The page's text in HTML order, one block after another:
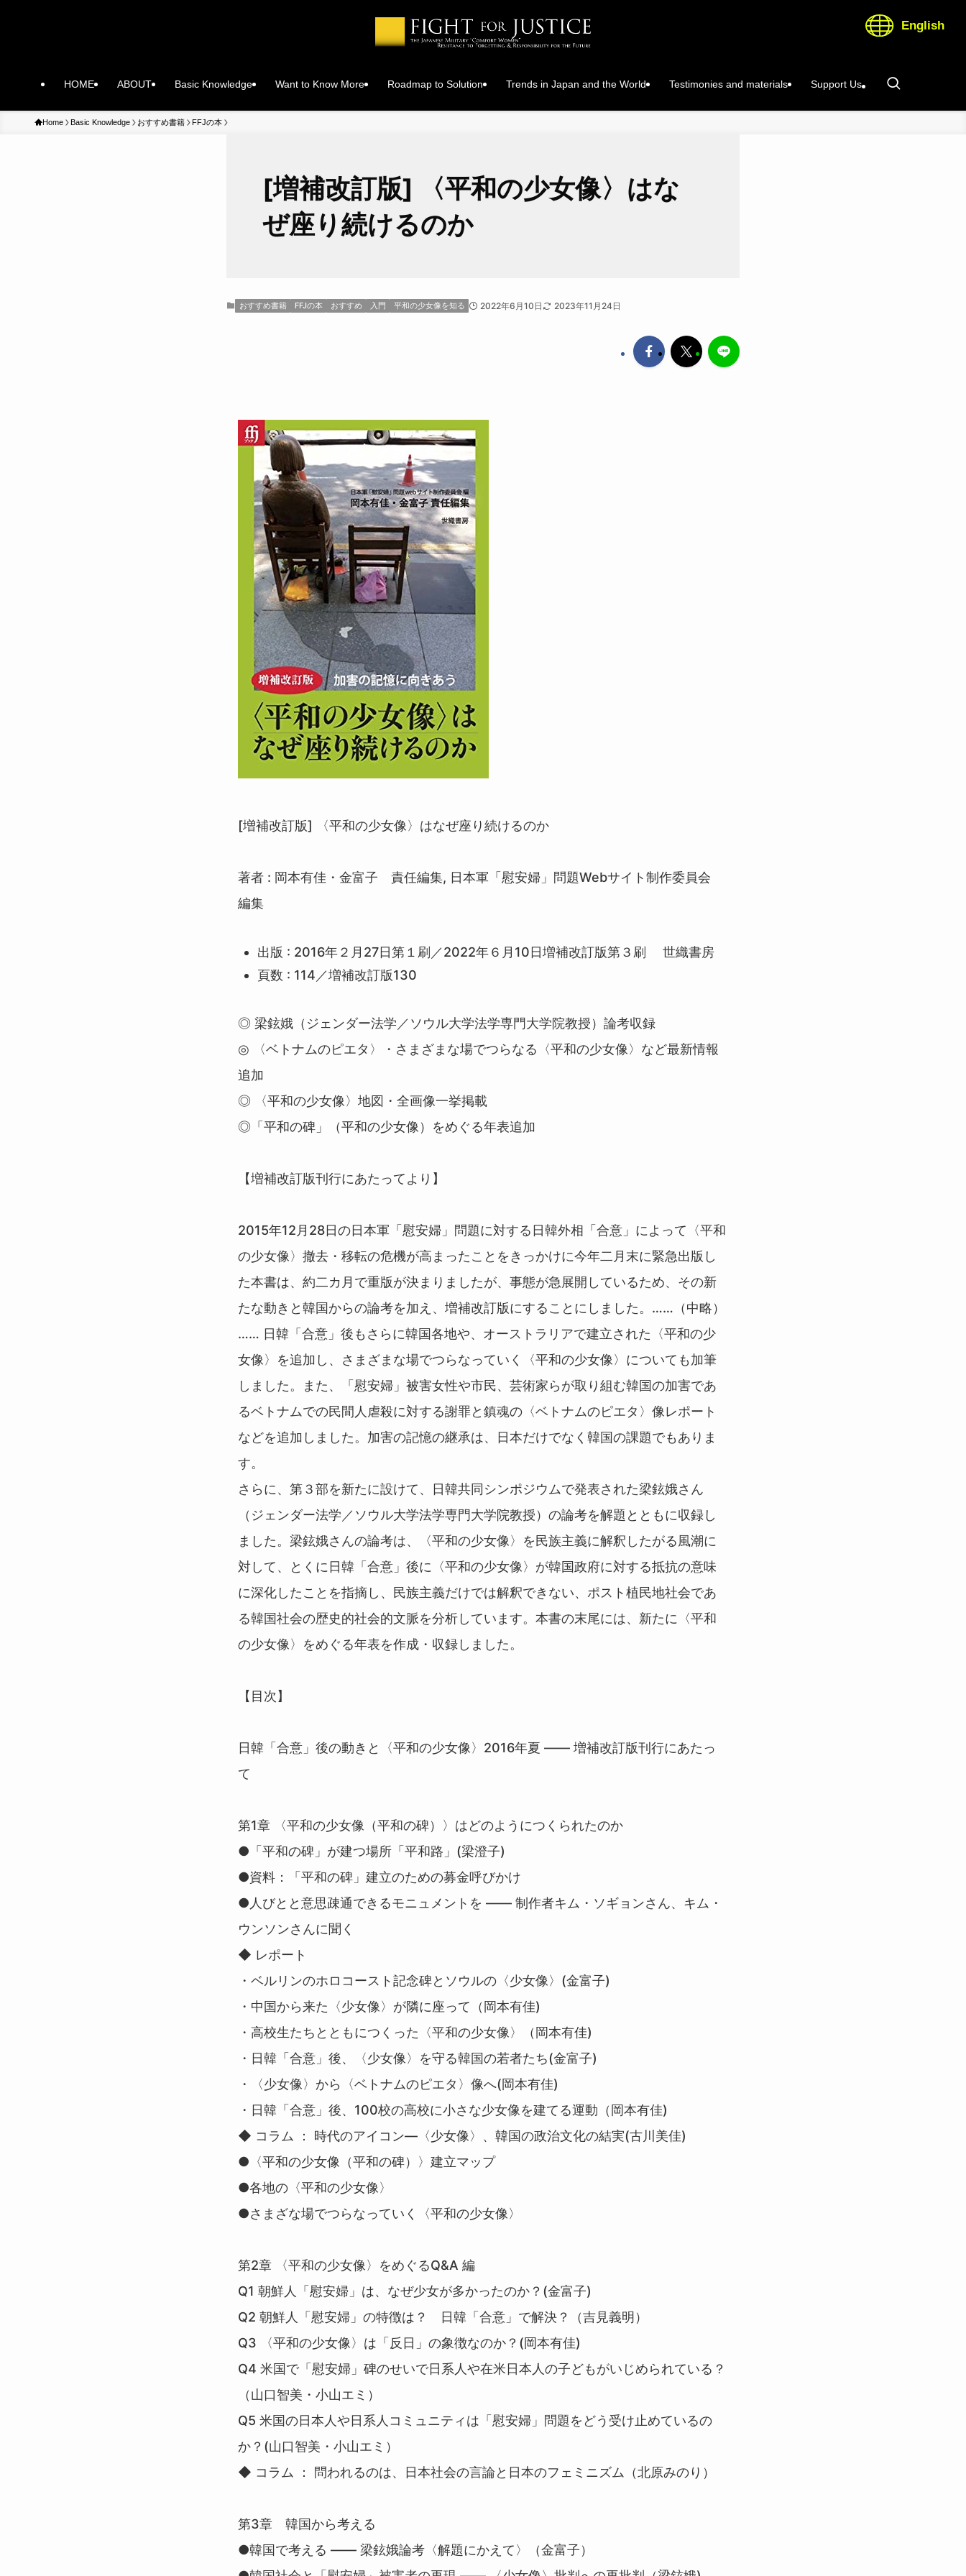
HOME ABOUT Basic Knowledge Want to Know More Roadmap to Solution Trends in Japan and the World Testimonies and materials Support Us
English
Home Basic Knowledge おすすめ書籍 FFJの本
[増補改訂版] 〈平和の少女像〉はな
ぜ座り続けるのか
おすすめ書籍 FFJの本 おすすめ 入門 平和の少女像を知る 2022年6月10日 2023年11月24日
[増補改訂版] 〈平和の少女像〉はなぜ座り続けるのか
著者 : 岡本有佳・金富子 責任編集, 日本軍「慰安婦」問題Webサイト制作委員会
編集
出版 : 2016年２月27日第１刷／2022年６月10日増補改訂版第３刷 世織書房
頁数 : 114／増補改訂版130
◎ 梁鉉娥（ジェンダー法学／ソウル大学法学専門大学院教授）論考収録
◎ 〈ベトナムのピエタ〉・さまざまな場でつらなる〈平和の少女像〉など最新情報
追加
◎ 〈平和の少女像〉地図・全画像一挙掲載
◎「平和の碑」（平和の少女像）をめぐる年表追加
【増補改訂版刊行にあたってより】
2015年12月28日の日本軍「慰安婦」問題に対する日韓外相「合意」によって〈平和
の少女像〉撤去・移転の危機が高まったことをきっかけに今年二月末に緊急出版し
た本書は、約二カ月で重版が決まりましたが、事態が急展開しているため、その新
たな動きと韓国からの論考を加え、増補改訂版にすることにしました。……（中略）
…… 日韓「合意」後もさらに韓国各地や、オーストラリアで建立された〈平和の少
女像〉を追加し、さまざまな場でつらなっていく〈平和の少女像〉についても加筆
しました。また、「慰安婦」被害女性や市民、芸術家らが取り組む韓国の加害であ
るベトナムでの民間人虐殺に対する謝罪と鎮魂の〈ベトナムのピエタ〉像レポート
などを追加しました。加害の記憶の継承は、日本だけでなく韓国の課題でもありま
す。
さらに、第３部を新たに設けて、日韓共同シンポジウムで発表された梁鉉娥さん
（ジェンダー法学／ソウル大学法学専門大学院教授）の論考を解題とともに収録し
ました。梁鉉娥さんの論考は、〈平和の少女像〉を民族主義に解釈したがる風潮に
対して、とくに日韓「合意」後に〈平和の少女像〉が韓国政府に対する抵抗の意味
に深化したことを指摘し、民族主義だけでは解釈できない、ポスト植民地社会であ
る韓国社会の歴史的社会的文脈を分析しています。本書の末尾には、新たに〈平和
の少女像〉をめぐる年表を作成・収録しました。
【目次】
日韓「合意」後の動きと〈平和の少女像〉2016年夏 ―― 増補改訂版刊行にあたっ
て
第1章 〈平和の少女像（平和の碑）〉はどのようにつくられたのか
●「平和の碑」が建つ場所「平和路」(梁澄子)
●資料：「平和の碑」建立のための募金呼びかけ
●人びとと意思疎通できるモニュメントを ―― 制作者キム・ソギョンさん、キム・
ウンソンさんに聞く
◆ レポート
・ベルリンのホロコースト記念碑とソウルの〈少女像〉(金富子)
・中国から来た〈少女像〉が隣に座って（岡本有佳)
・高校生たちとともにつくった〈平和の少女像〉（岡本有佳)
・日韓「合意」後、〈少女像〉を守る韓国の若者たち(金富子)
・〈少女像〉から〈ベトナムのピエタ〉像へ(岡本有佳)
・日韓「合意」後、100校の高校に小さな少女像を建てる運動（岡本有佳)
◆ コラム ： 時代のアイコン―〈少女像〉、韓国の政治文化の結実(古川美佳)
●〈平和の少女像（平和の碑）〉建立マップ
●各地の〈平和の少女像〉
●さまざな場でつらなっていく〈平和の少女像〉
第2章 〈平和の少女像〉をめぐるQ&A 編
Q1 朝鮮人「慰安婦」は、なぜ少女が多かったのか？(金富子)
Q2 朝鮮人「慰安婦」の特徴は？ 日韓「合意」で解決？（吉見義明）
Q3 〈平和の少女像〉は「反日」の象徴なのか？(岡本有佳)
Q4 米国で「慰安婦」碑のせいで日系人や在米日本人の子どもがいじめられている？
（山口智美・小山エミ）
Q5 米国の日本人や日系人コミュニティは「慰安婦」問題をどう受け止めているの
か？(山口智美・小山エミ）
◆ コラム ： 問われるのは、日本社会の言論と日本のフェミニズム（北原みのり）
第3章 韓国から考える
●韓国で考える ―― 梁鉉娥論考〈解題にかえて〉（金富子）